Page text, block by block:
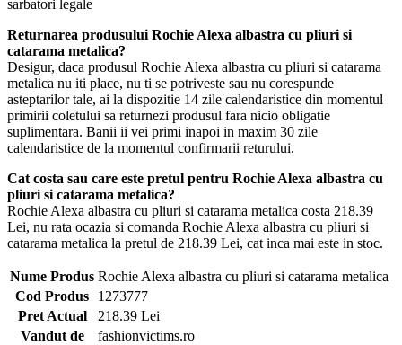
sarbatori legale
Returnarea produsului Rochie Alexa albastra cu pliuri si
catarama metalica?
Desigur, daca produsul Rochie Alexa albastra cu pliuri si catarama
metalica nu iti place, nu ti se potriveste sau nu corespunde
asteptarilor tale, ai la dispozitie 14 zile calendaristice din momentul
primirii coletului sa returnezi produsul fara nicio obligatie
suplimentara. Banii ii vei primi inapoi in maxim 30 zile
calendaristice de la momentul confirmarii returului.
Cat costa sau care este pretul pentru Rochie Alexa albastra cu
pliuri si catarama metalica?
Rochie Alexa albastra cu pliuri si catarama metalica costa 218.39
Lei, nu rata ocazia si comanda Rochie Alexa albastra cu pliuri si
catarama metalica la pretul de 218.39 Lei, cat inca mai este in stoc.
Nume Produs Rochie Alexa albastra cu pliuri si catarama metalica
Cod Produs
1273777
Pret Actual
218.39 Lei
Vandut de
fashionvictims.ro